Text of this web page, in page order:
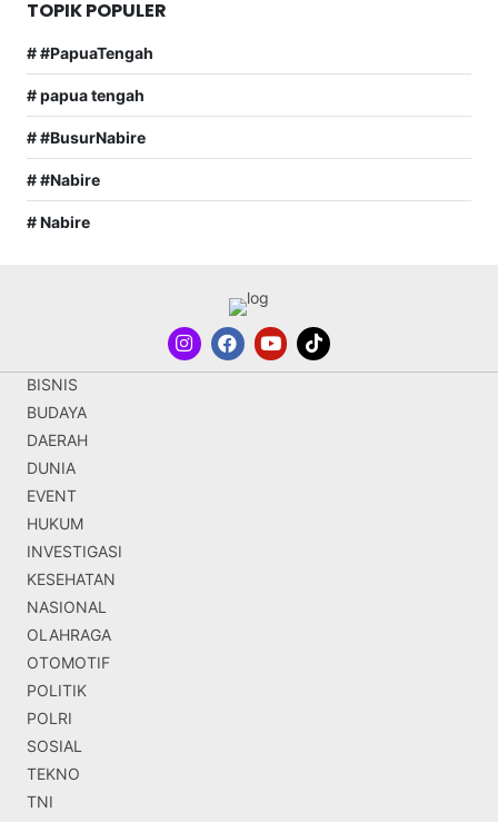
TOPIK POPULER
# #PapuaTengah
# papua tengah
# #BusurNabire
# #Nabire
# Nabire
BISNIS
BUDAYA
DAERAH
DUNIA
EVENT
HUKUM
INVESTIGASI
KESEHATAN
NASIONAL
OLAHRAGA
OTOMOTIF
POLITIK
POLRI
SOSIAL
TEKNO
TNI